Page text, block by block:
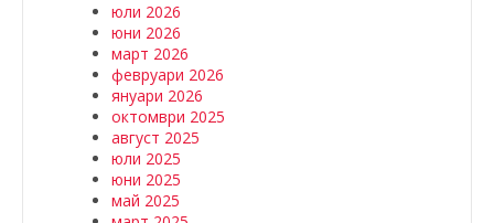
юли 2026
юни 2026
март 2026
февруари 2026
януари 2026
октомври 2025
август 2025
юли 2025
юни 2025
май 2025